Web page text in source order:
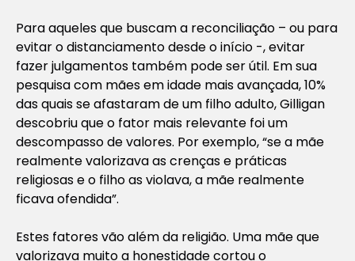
Para aqueles que buscam a reconciliação – ou para
evitar o distanciamento desde o início -, evitar
fazer julgamentos também pode ser útil. Em sua
pesquisa com mães em idade mais avançada, 10%
das quais se afastaram de um filho adulto, Gilligan
descobriu que o fator mais relevante foi um
descompasso de valores. Por exemplo, “se a mãe
realmente valorizava as crenças e práticas
religiosas e o filho as violava, a mãe realmente
ficava ofendida”.
Estes fatores vão além da religião. Uma mãe que
valorizava muito a honestidade cortou o